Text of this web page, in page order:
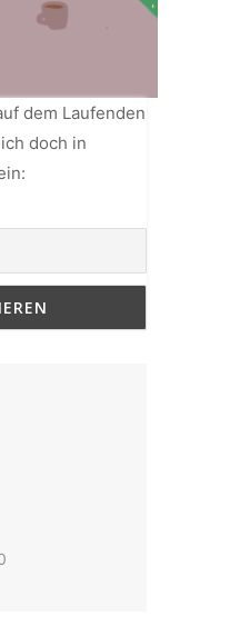
dem Laufenden
doch in